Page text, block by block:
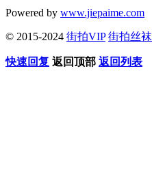
Powered by www.jiepaime.com
© 2015-2024 街拍VIP 街拍丝袜
快速回复 返回顶部 返回列表